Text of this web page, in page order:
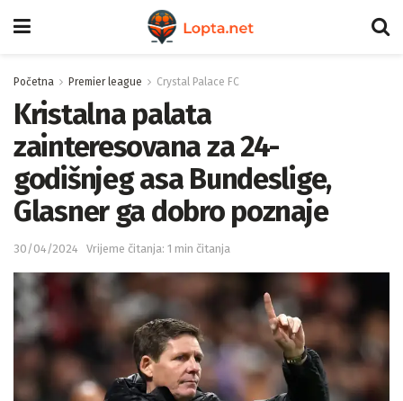
Početna Premier league Crystal Palace FC
Kristalna palata
zainteresovana za 24-
godišnjeg asa Bundeslige,
Glasner ga dobro poznaje
30/04/2024 Vrijeme čitanja: 1 min čitanja